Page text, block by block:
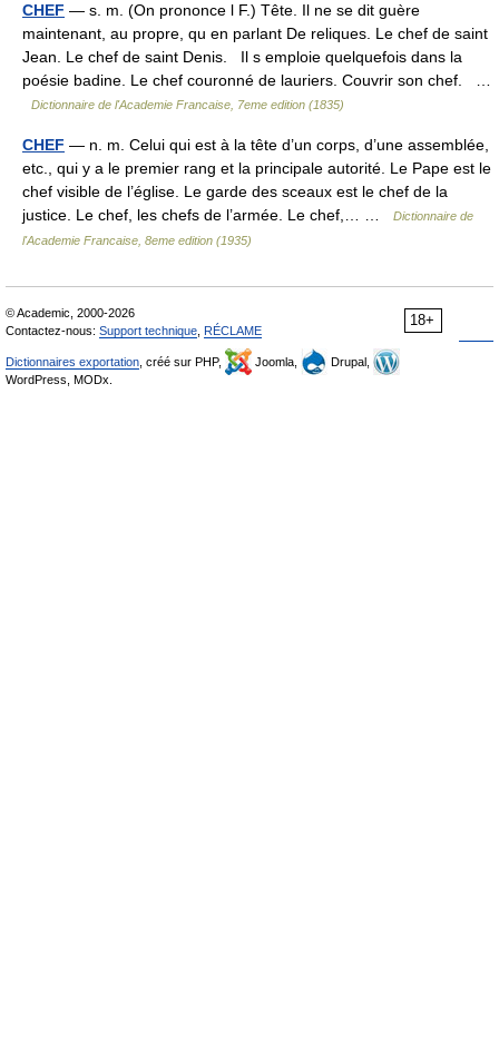
CHEF — s. m. (On prononce l F.) Tête. Il ne se dit guère
maintenant, au propre, qu en parlant De reliques. Le chef de saint
Jean. Le chef de saint Denis. Il s emploie quelquefois dans la
poésie badine. Le chef couronné de lauriers. Couvrir son chef. …
Dictionnaire de l'Academie Francaise, 7eme edition (1835)
CHEF — n. m. Celui qui est à la tête d’un corps, d’une assemblée,
etc., qui y a le premier rang et la principale autorité. Le Pape est le
chef visible de l’église. Le garde des sceaux est le chef de la
justice. Le chef, les chefs de l’armée. Le chef,… …
Dictionnaire de
l'Academie Francaise, 8eme edition (1935)
18+
© Academic, 2000-2026
Contactez-nous: Support technique RÉCLAME
Dictionnaires exportation , créé sur PHP, Joomla,
Drupal,
WordPress, MODx.